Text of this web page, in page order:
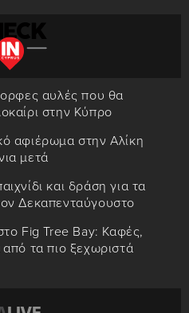
αυλές που θα
στην Κύπρο
αφιέρωμα στην Αλίκη
μετά
και δράση για τα
Δεκαπενταύγουστο
Fig Tree Bay: Καφές,
τα πιο ξεχωριστά